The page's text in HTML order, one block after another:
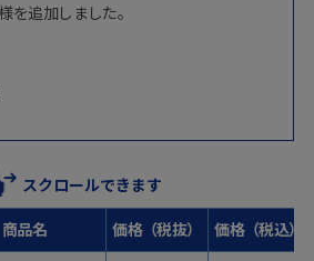
を追加しました。
スクロールできます
商品名 価格（税抜） 価格（税込）